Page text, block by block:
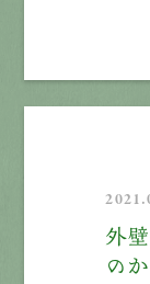
外
の